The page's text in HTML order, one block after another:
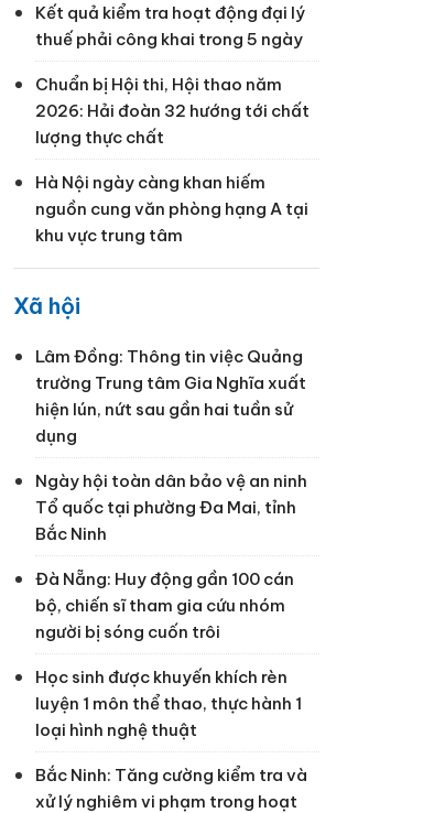
Kết quả kiểm tra hoạt động đại lý
thuế phải công khai trong 5 ngày
Chuẩn bị Hội thi, Hội thao năm
2026: Hải đoàn 32 hướng tới chất
lượng thực chất
Hà Nội ngày càng khan hiếm
nguồn cung văn phòng hạng A tại
khu vực trung tâm
Xã hội
Lâm Đồng: Thông tin việc Quảng
trường Trung tâm Gia Nghĩa xuất
hiện lún, nứt sau gần hai tuần sử
dụng
Ngày hội toàn dân bảo vệ an ninh
Tổ quốc tại phường Đa Mai, tỉnh
Bắc Ninh
Đà Nẵng: Huy động gần 100 cán
bộ, chiến sĩ tham gia cứu nhóm
người bị sóng cuốn trôi
Học sinh được khuyến khích rèn
luyện 1 môn thể thao, thực hành 1
loại hình nghệ thuật
Bắc Ninh: Tăng cường kiểm tra và
xử lý nghiêm vi phạm trong hoạt